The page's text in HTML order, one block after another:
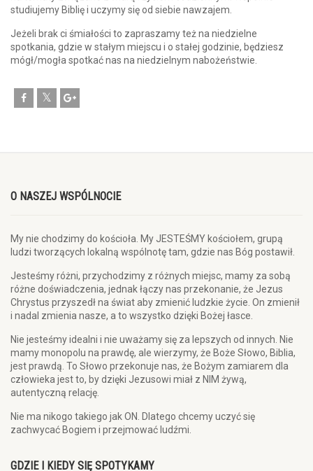
studiujemy Biblię i uczymy się od siebie nawzajem.
Jeżeli brak ci śmiałości to zapraszamy też na niedzielne
spotkania, gdzie w stałym miejscu i o stałej godzinie, będziesz
mógł/mogła spotkać nas na niedzielnym nabożeństwie.
O NASZEJ WSPÓLNOCIE
My nie chodzimy do kościoła. My JESTEŚMY kościołem, grupą
ludzi tworzących lokalną wspólnotę tam, gdzie nas Bóg postawił.
Jesteśmy różni, przychodzimy z różnych miejsc, mamy za sobą
różne doświadczenia, jednak łączy nas przekonanie, że Jezus
Chrystus przyszedł na świat aby zmienić ludzkie życie. On zmienił
i nadal zmienia nasze, a to wszystko dzięki Bożej łasce.
Nie jesteśmy idealni i nie uważamy się za lepszych od innych. Nie
mamy monopolu na prawdę, ale wierzymy, że Boże Słowo, Biblia,
jest prawdą. To Słowo przekonuje nas, że Bożym zamiarem dla
człowieka jest to, by dzięki Jezusowi miał z NIM żywą,
autentyczną relację.
Nie ma nikogo takiego jak ON. Dlatego chcemy uczyć się
zachwycać Bogiem i przejmować ludźmi.
GDZIE I KIEDY SIĘ SPOTYKAMY